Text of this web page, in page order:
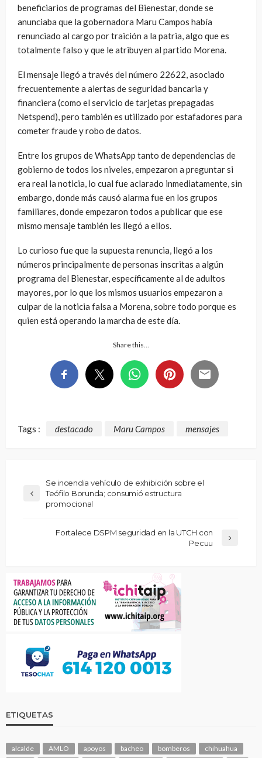
beneficiarios de programas del Bienestar, donde se
anunciaba que la gobernadora Maru Campos había
renunciado al cargo por traición a la patria, algo que es
totalmente falso y que le atribuyen al partido Morena.
El mensaje llegó a través del número 22622, asociado
frecuentemente a alertas de seguridad bancaria y
financiera (como el servicio de tarjetas prepagadas
Netspend), pero también es utilizado por estafadores para
cometer fraude y robo de datos.
Entre los grupos de WhatsApp tanto de dependencias de
gobierno de todos los niveles, empezaron a preguntar si
era real la noticia, lo cual fue aclarado inmediatamente, sin
embargo, donde más causó alarma fue en los grupos
familiares, donde empezaron todos a publicar que ese
mismo mensaje también les llegó a ellos.
Lo curioso fue que la supuesta renuncia, llegó a los
números principalmente de personas inscritas a algún
programa del Bienestar, específicamente al de adultos
mayores, por lo que los mismos usuarios empezaron a
culpar de la noticia falsa a Morena, sobre todo porque es
quien está operando la marcha de este día.
Share this…
Tags : destacado Maru Campos mensajes
Se incendia vehículo de exhibición sobre el
Teófilo Borunda; consumió estructura
promocional
Fortalece DSPM seguridad en la UTCH con
Pecuu
ETIQUETAS
alcalde AMLO apoyos bacheo bomberos
chihuahua